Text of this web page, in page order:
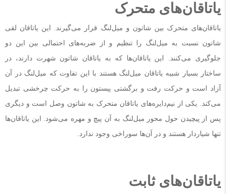
یاتاقان‌های متحرک
یاتاقان‌های متحرک بین شاتون و میل‌لنگ قرار می‌گیرند. این یاتاقان لقی
شاتون نسبت به میل‌لنگ را تنظیم و از ضربه‌های احتمالی بین این دو
جلوگیری می‌کنند. این یاتاقان‌ها که به یاتاقان شاتون شهرت دارند، در
ساختار بسیار شبیه یاتاقان میل‌لنگ هستند با این تفاوت که میل‌لنگ در آن
آزاد است و حرکت رفت و برگشتی پیستون را به حرکت چرخشی تبدیل
می‌کند. یکی از نیم‌دایره‌های یاتاقان متحرک به شاتون وصل است و دیگری
پس از پیچیدن حول محور میل‌لنگ به آن پیچ و مهره می‌شود. این یاتاقان‌ها
تنها شیاردار هستند و در آن‌ها سوراخی وجود ندارد.
یاتاقان‌های ثابت